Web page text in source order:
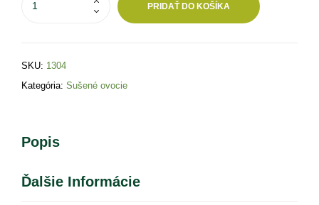
PRIDAŤ DO KOŠÍKA
SKU: 1304
Kategória: Sušené ovocie
Popis
Ďalšie Informácie